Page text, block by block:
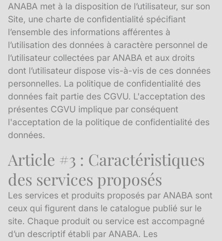
ANABA met à la disposition de l’utilisateur, sur son
Site, une charte de confidentialité spécifiant
l’ensemble des informations afférentes à
l’utilisation des données à caractère personnel de
l’utilisateur collectées par ANABA et aux droits
dont l’utilisateur dispose vis-à-vis de ces données
personnelles. La politique de confidentialité des
données fait partie des CGVU. L'acceptation des
présentes CGVU implique par conséquent
l'acceptation de la politique de confidentialité des
données.
Article #3 : Caractéristiques
des services proposés
Les services et produits proposés par ANABA sont
ceux qui figurent dans le catalogue publié sur le
site. Chaque produit ou service est accompagné
d’un descriptif établi par ANABA. Les